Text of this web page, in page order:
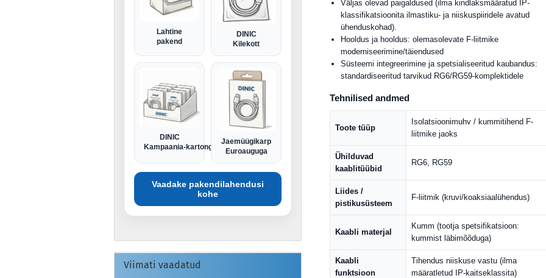
Väljas olevad paigaldused (ilma kindlaksmääratud IP-
klassifikatsioonita ilmastiku- ja niiskuspiiridele avatud
ühenduskohad).
Hooldus ja hooldus: olemasolevate F-liitmike
moderniseerimine/täiendused
Süsteemi integreerimine ja spetsialiseeritud kaubandus:
standardiseeritud tarvikud RG6/RG59-komplektidele
Tehnilised andmed
Toote tüüp
Isolatsioonimuhv / kummitihend F-
liitmike jaoks
Ühilduvad
kaablitüübid
RG6, RG59
Liides /
pistikusüsteem
F-liitmik (kruvi/koaksiaalühendus)
Kaabli materjal
Kumm (tootja spetsifikatsioon:
kummist läbimõõduga)
Kaabli
funktsioon
Tihendus niiskuse vastu (ilma
määratletud IP-kaitseklassita)
Lahtine
pakend
DINIC
Kilekott
DINIC
Kampaania-kartong
Jaemüügikarp
Euroauguga
Vaadake pakendilahendusi
kohe
Viimati vaadatud